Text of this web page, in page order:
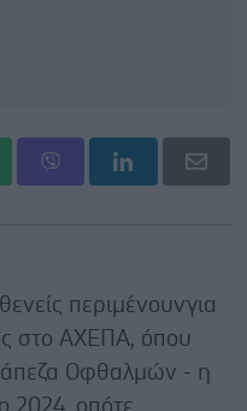
περιμένουνγια
στο ΑΧΕΠΑ, όπου
Οφθαλμών - η
2024, οπότε